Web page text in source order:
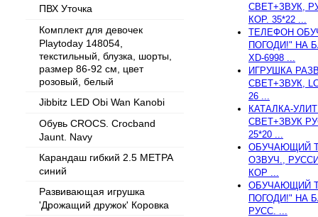
ПВХ Уточка
Комплект для девочек
Playtoday 148054,
текстильный, блузка, шорты,
размер 86-92 см, цвет
розовый, белый
Jibbitz LED Obi Wan Kanobi
Обувь CROCS. Crocband
Jaunt. Navy
Карандаш гибкий 2.5 МЕТРА
синий
Развивающая игрушка
'Дрожащий дружок' Коровка
СВЕТ+ЗВУК,
КОР. 35*22 ...
ТЕЛЕФОН
ПОГОДИ!" НА
XD-6998 ...
ИГРУШКА
СВЕТ+ЗВУК,
26 ...
КАТАЛКА-
СВЕТ+ЗВУК
25*20 ...
ОБУЧАЮЩИЙ
ОЗВУЧ.,
КОР ...
ОБУЧАЮЩИЙ
ПОГОДИ!" НА
РУСС. ...